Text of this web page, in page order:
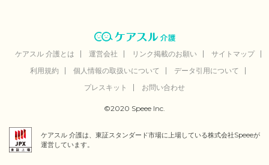
ケアスル 介護とは 運営会社 リンク掲載のお願い
サイトマップ
利用規約
個人情報の取扱いについて
データ引用について
プレスキット
お問い合わせ
©2020 Speee Inc.
ケアスル 介護は、東証スタンダード市場に上場している株式会社Speeeが
運営しています。